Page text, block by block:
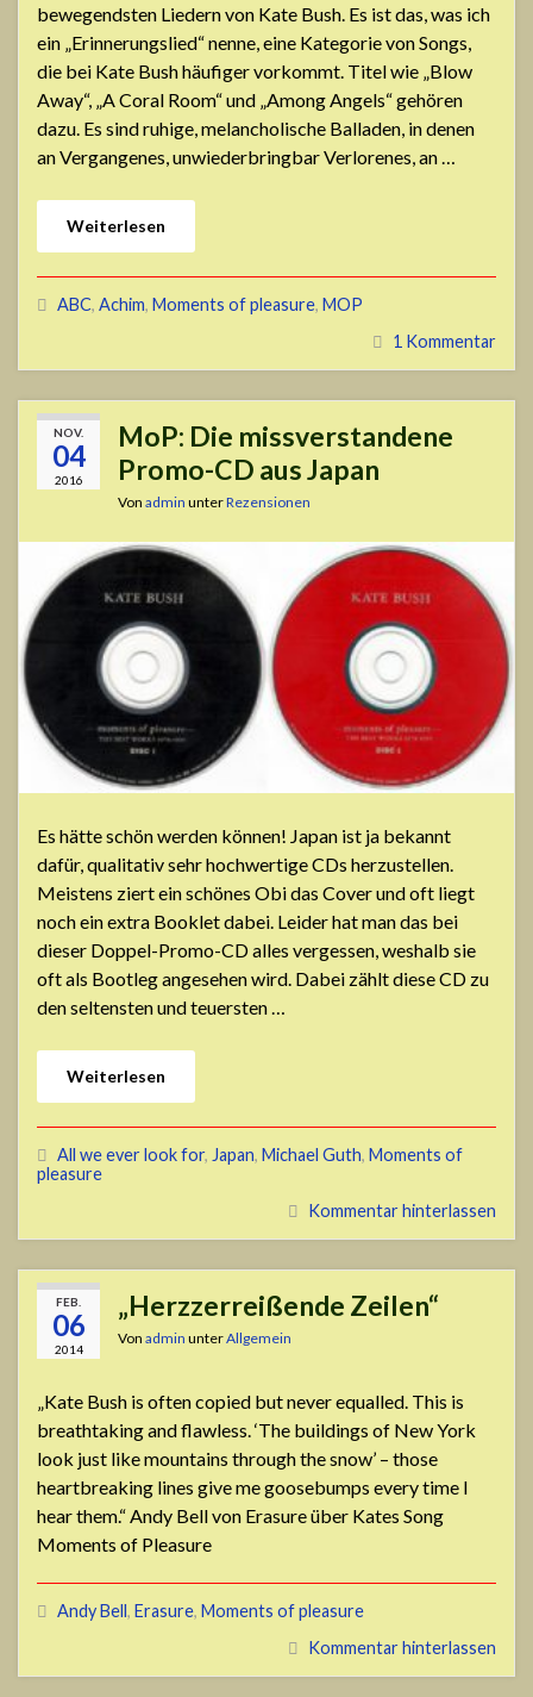
bewegendsten Liedern von Kate Bush. Es ist das, was ich
ein „Erinnerungslied“ nenne, eine Kategorie von Songs,
die bei Kate Bush häufiger vorkommt. Titel wie „Blow
Away“, „A Coral Room“ und „Among Angels“ gehören
dazu. Es sind ruhige, melancholische Balladen, in denen
an Vergangenes, unwiederbringbar Verlorenes, an …
Weiterlesen
ABC, Achim, Moments of pleasure, MOP
1 Kommentar
NOV.
04
2016
MoP: Die missverstandene
Promo-CD aus Japan
Von admin unterRezensionen
Es hätte schön werden können! Japan ist ja bekannt
dafür, qualitativ sehr hochwertige CDs herzustellen.
Meistens ziert ein schönes Obi das Cover und oft liegt
noch ein extra Booklet dabei. Leider hat man das bei
dieser Doppel-Promo-CD alles vergessen, weshalb sie
oft als Bootleg angesehen wird. Dabei zählt diese CD zu
den seltensten und teuersten …
Weiterlesen
All we ever look for, Japan, Michael Guth, Moments of
pleasure
Kommentar hinterlassen
FEB.
06
2014
„Herzzerreißende Zeilen“
Von admin unterAllgemein
„Kate Bush is often copied but never equalled. This is
breathtaking and flawless. ‘The buildings of New York
look just like mountains through the snow’ – those
heartbreaking lines give me goosebumps every time I
hear them.“ Andy Bell von Erasure über Kates Song
Moments of Pleasure
Andy Bell, Erasure, Moments of pleasure
Kommentar hinterlassen